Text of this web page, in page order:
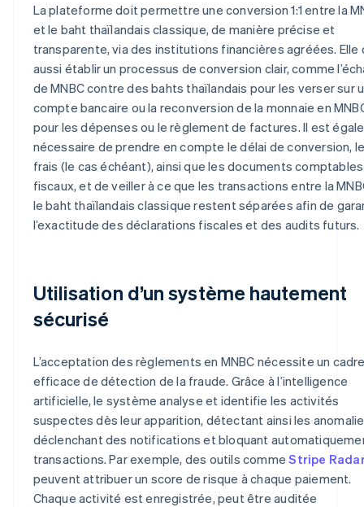
La plateforme doit permettre une conversion 1:1 entre la
et le baht thaïlandais classique, de manière précise et
transparente, via des institutions financières agréées. Elle
aussi établir un processus de conversion clair, comme
de MNBC contre des bahts thaïlandais pour les verser sur
compte bancaire ou la reconversion de la monnaie en
pour les dépenses ou le règlement de factures. Il est
nécessaire de prendre en compte le délai de conversion,
frais (le cas échéant), ainsi que les documents
fiscaux, et de veiller à ce que les transactions entre la
le baht thaïlandais classique restent séparées afin de
l’exactitude des déclarations fiscales et des audits futurs.
Utilisation d’un système hautement
sécurisé
L’acceptation des règlements en MNBC nécessite un
efficace de détection de la fraude. Grâce à l’intelligence
artificielle, le système analyse et identifie les activités
suspectes dès leur apparition, détectant ainsi les
déclenchant des notifications et bloquant
transactions. Par exemple, des outils commeStripe
peuvent attribuer un score de risque à chaque paiement.
Chaque activité est enregistrée, peut être auditée